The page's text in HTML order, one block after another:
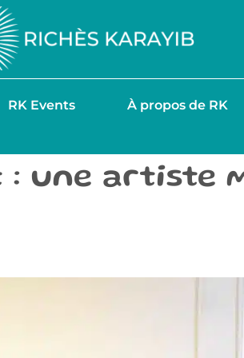
RK Events À propos de RK
une artiste